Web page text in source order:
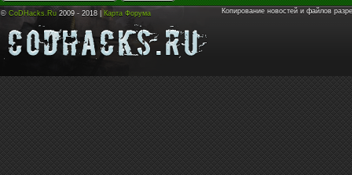
© CoDHacks.Ru 2009 - 2018 | Карта Форума Копирование новостей и файлов